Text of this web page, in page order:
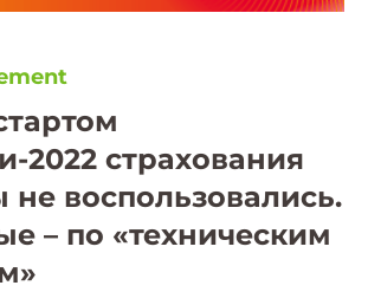
2022 страхования
воспользовались.
– по «техническим